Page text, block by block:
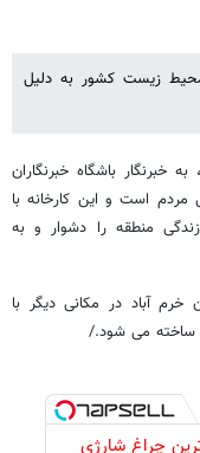
محیط زیست کشور به دلیل
خبرنگار باشگاه خبرنگاران
است و این کارخانه با
منطقه را دشوار و به
آباد در مکانی دیگر با
ساخته می شود./
چراغ شارژی